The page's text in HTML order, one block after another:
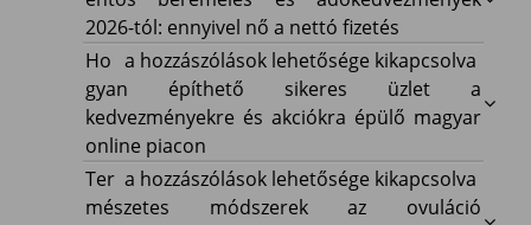
és
adókedvezmények
2026-
tól:
ennyivel
nő
2026-tól: ennyivel nő a nettó fizetés
Hogyan
építhető
sikeres
üzlet
a
kedvezményekre
a hozzászólások lehetősége kikapcsolva
Ho
gyan építhető sikeres üzlet a
kedvezményekre és akciókra épülő magyar
online piacon
Természetes
módszerek
a hozzászólások lehetősége kikapcsolva
Ter
mészetes módszerek az ovuláció